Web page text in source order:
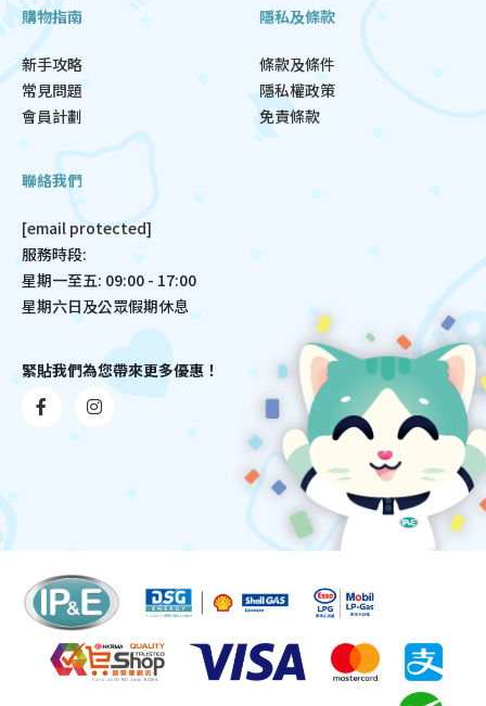
購物指南
新手攻略
常見問題
會員計劃
隱私及條款
條款及條件
隱私權政策
免責條款
聯絡我們
[email protected]
服務時段:
星期一至五: 09:00 - 17:00
星期六日及公眾假期休息
緊貼我們為您帶來更多優惠！